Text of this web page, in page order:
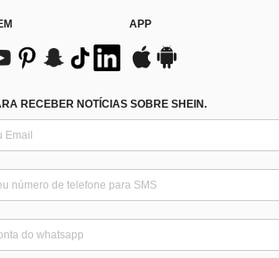
APP
RECEBER NOTÍCIAS SOBRE SHEIN.